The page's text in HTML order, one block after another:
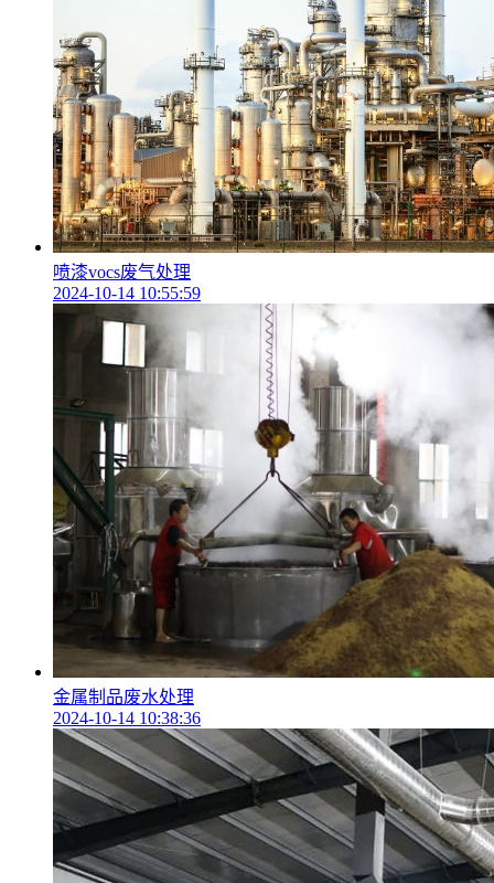
喷漆vocs废气处理
2024-10-14 10:55:59
金属制品废水处理
2024-10-14 10:38:36